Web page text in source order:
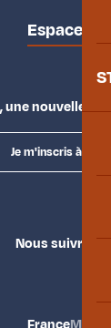
Espace
une nouvelle
Je m'inscris à la
Nous suivre